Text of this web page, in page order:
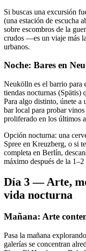
Si buscas una excursión
(una estación de escucha
sobre escombros de la
crudos —es un viaje más
urbanos.
Noche: Bares en
Neukölln es el barrio para
tiendas nocturnas (Spätis)
Para algo distinto, únete a
bar local para probar
proliferado en los últimos
Opción nocturna: una
Spree en Kreuzberg, o si
completa en Berlín,
máximo después de la
Día 3 — Arte,
vida nocturna
Mañana: Arte
Pasa la mañana
galerías se concentran